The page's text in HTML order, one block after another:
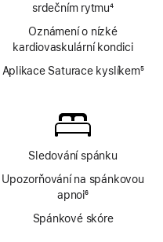
srdečním rytmu
Poznámka
4
Oznámení o nízké
kardiovaskulární kondici
Aplikace Saturace kyslíkem5
Sledování spánku
Upozorňování na spánkovou
apnoi
Poznámka
6
Spánkové skóre